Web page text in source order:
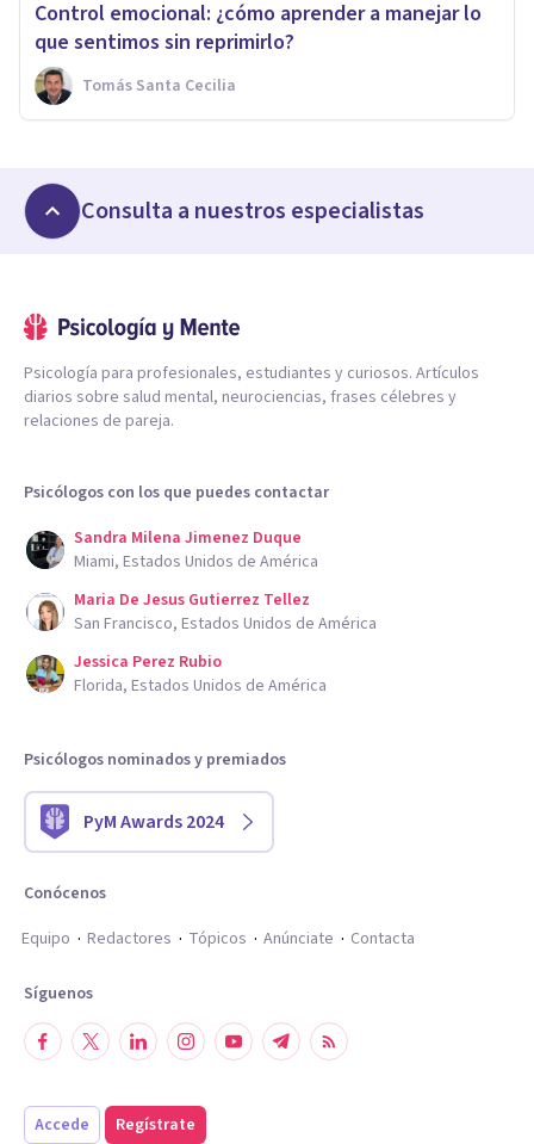
Control emocional: ¿cómo aprender a manejar lo
que sentimos sin reprimirlo?
Tomás Santa Cecilia
Consulta a nuestros especialistas
Psicología para profesionales, estudiantes y curiosos. Artículos
diarios sobre salud mental, neurociencias, frases célebres y
relaciones de pareja.
Psicólogos con los que puedes contactar
Sandra Milena Jimenez Duque
Miami, Estados Unidos de América
Maria De Jesus Gutierrez Tellez
San Francisco, Estados Unidos de América
Jessica Perez Rubio
Florida, Estados Unidos de América
Psicólogos nominados y premiados
PyM Awards 2024
Conócenos
Equipo
Redactores Tópicos Anúnciate Contacta
Síguenos
Accede Regístrate